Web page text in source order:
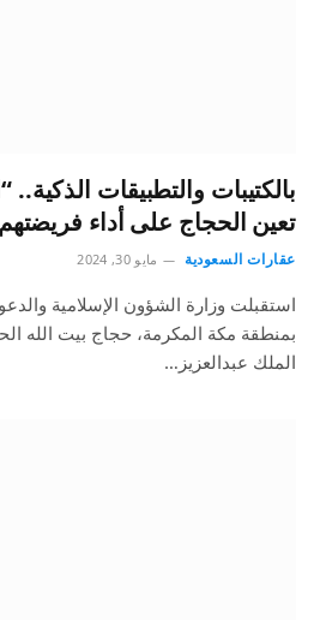
بالكتيبات والتطبيقات
تعين الحجاج على أداء فريضتهم
عقارات السعودية مايو 30, 2024
استقبلت وزارة الشؤون الإسلامية
بمنطقة مكة المكرمة، حجاج بيت الله
الملك عبدالعزيز…